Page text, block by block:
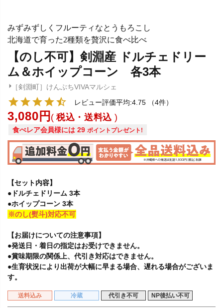
みずみずしくフルーティなとうもろこし
北海道で育った2種類を贅沢に食べ比べ
【のし不可】剣淵産 ドルチェドリー
ム＆ホイップコーン 各3本
［剣淵町］けんぶちVIVAマルシェ
レビュー評価平均:4.75
（4件）
3,080 税込・送料込
食べレア会員様には 29 ポイントプレゼント!
【セット内容】
●ドルチェドリーム 3本
●ホイップコーン 3本
※のし(熨斗)対応不可
【お届けについての注意事項】
●発送日・着日の指定はお受けできません。
●賞味期限の関係上、代引き対応はできません。
●生育状況により出荷が大幅に早まる場合、遅れる場合がございま
す。
送料込み 冷蔵 代引き不可 NP後払い不可